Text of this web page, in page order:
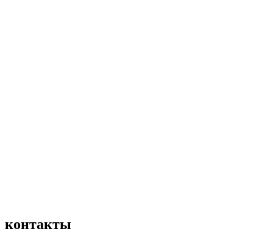
контакты